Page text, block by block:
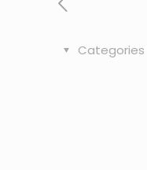
Categories